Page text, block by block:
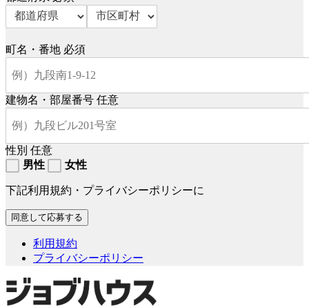
町名・番地 必須
建物名・部屋番号 任意
性別 任意
男性
女性
下記利用規約・プライバシーポリシーに
利用規約
プライバシーポリシー